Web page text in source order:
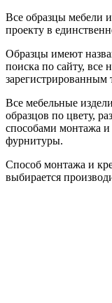
Все образцы мебели
проекту в
Образцы имеют
поиска по сайту, все
зарегистрированным
Все мебельные
образцов по цвету,
способами монтажа
фурнитуры.
Способ монтажа и
выбирается